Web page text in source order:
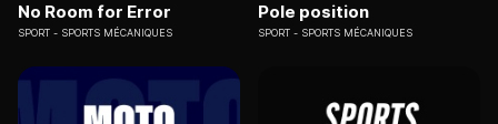
No Room for Error
SPORT SPORTS MÉCANIQUES
Pole position
SPORT SPORTS MÉCANIQUES